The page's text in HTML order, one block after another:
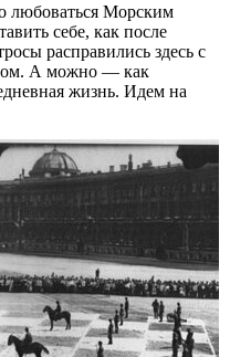
любоваться Морским
себе, как после
расправились здесь с
А можно — как
жизнь. Идем на